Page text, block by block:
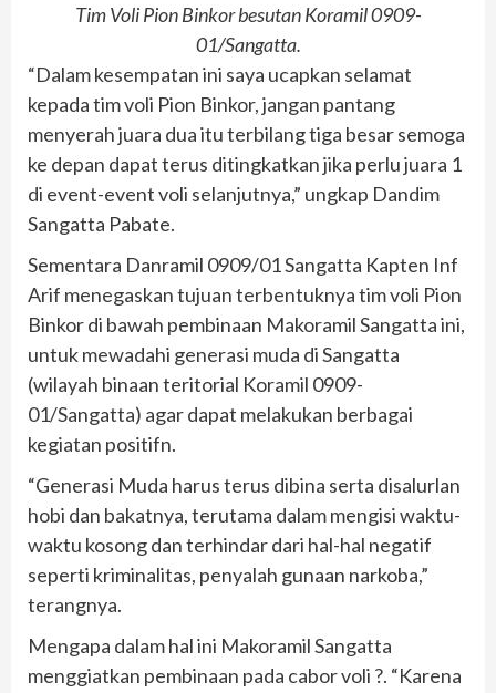
Tim Voli Pion Binkor besutan Koramil 0909-
01/Sangatta.
“Dalam kesempatan ini saya ucapkan selamat
kepada tim voli Pion Binkor, jangan pantang
menyerah juara dua itu terbilang tiga besar semoga
ke depan dapat terus ditingkatkan jika perlu juara 1
di event-event voli selanjutnya,” ungkap Dandim
Sangatta Pabate.
Sementara Danramil 0909/01 Sangatta Kapten Inf
Arif menegaskan tujuan terbentuknya tim voli Pion
Binkor di bawah pembinaan Makoramil Sangatta ini,
untuk mewadahi generasi muda di Sangatta
(wilayah binaan teritorial Koramil 0909-
01/Sangatta) agar dapat melakukan berbagai
kegiatan positifn.
“Generasi Muda harus terus dibina serta disalurlan
hobi dan bakatnya, terutama dalam mengisi waktu-
waktu kosong dan terhindar dari hal-hal negatif
seperti kriminalitas, penyalah gunaan narkoba,”
terangnya.
Mengapa dalam hal ini Makoramil Sangatta
menggiatkan pembinaan pada cabor voli ?. “Karena